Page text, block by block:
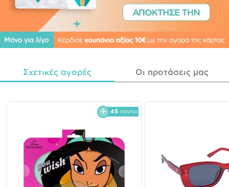
Σχετικές αγορές Οι προτάσεις μας
45 πόντοι